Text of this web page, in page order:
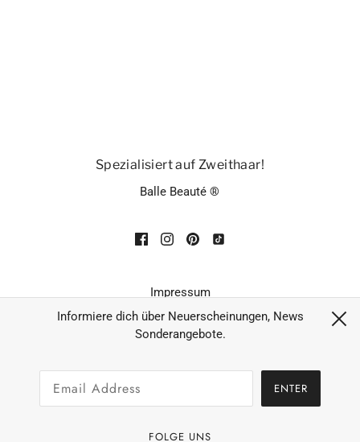
Spezialisiert auf Zweithaar!
Balle Beauté ®
Impressum
Datenschutz
AGB´s
Zahlungsarten & Versand
Rückerstattungsrichtlinie
Informiere dich über Neuerscheinungen, News
Sonderangebote.
ENTER
FOLGE UNS